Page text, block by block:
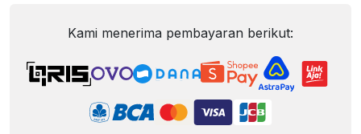
Kami menerima pembayaran berikut: